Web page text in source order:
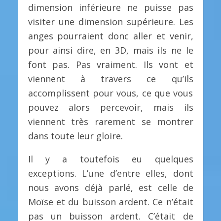
dimension inférieure ne puisse pas
visiter une dimension supérieure. Les
anges pourraient donc aller et venir,
pour ainsi dire, en 3D, mais ils ne le
font pas. Pas vraiment. Ils vont et
viennent à travers ce qu’ils
accomplissent pour vous, ce que vous
pouvez alors percevoir, mais ils
viennent très rarement se montrer
dans toute leur gloire.
Il y a toutefois eu quelques
exceptions. L’une d’entre elles, dont
nous avons déjà parlé, est celle de
Moïse et du buisson ardent. Ce n’était
pas un buisson ardent. C’était de